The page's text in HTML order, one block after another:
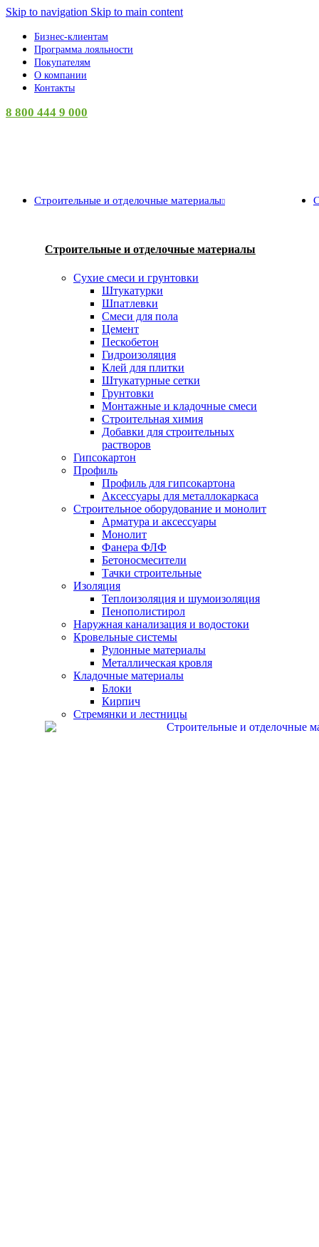
Skip to navigation Skip to main content
Бизнес-клиентам
Программа лояльности
Покупателям
О компании
Контакты
8 800 444 9 000
Строительные и отделочные материалы
Строительные и отделочные материалы
Сухие смеси и грунтовки
Штукатурки
Шпатлевки
Смеси для пола
Цемент
Пескобетон
Гидроизоляция
Клей для плитки
Штукатурные сетки
Грунтовки
Монтажные и кладочные смеси
Строительная химия
Добавки для строительных
растворов
Гипсокартон
Профиль
Профиль для гипсокартона
Аксессуары для металлокаркаса
Строительное оборудование и монолит
Арматура и аксессуары
Монолит
Фанера ФЛФ
Бетоносмесители
Тачки строительные
Изоляция
Теплоизоляция и шумоизоляция
Пенополистирол
Наружная канализация и водостоки
Кровельные системы
Рулонные материалы
Металлическая кровля
Кладочные материалы
Блоки
Кирпич
Стремянки и лестницы